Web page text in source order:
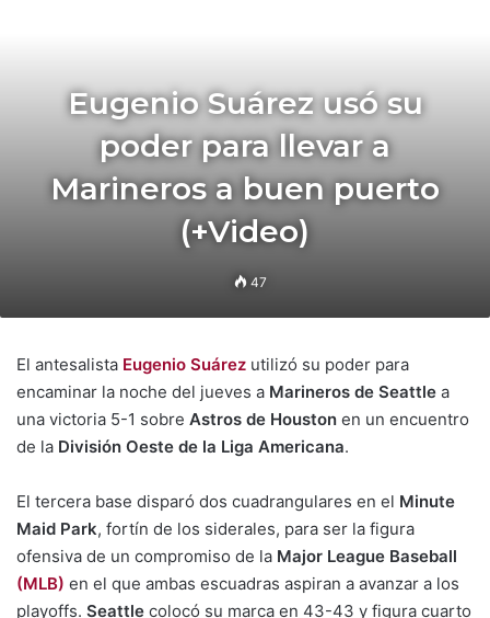
Eugenio Suárez usó su
poder para llevar a
Marineros a buen puerto
(+Video)
47
El antesalista Eugenio Suárez utilizó su poder para
encaminar la noche del jueves a Marineros de Seattle a
una victoria 5-1 sobre Astros de Houston en un encuentro
de la División Oeste de la Liga Americana.
El tercera base disparó dos cuadrangulares en el Minute
Maid Park, fortín de los siderales, para ser la figura
ofensiva de un compromiso de la Major League Baseball
(MLB) en el que ambas escuadras aspiran a avanzar a los
playoffs. Seattle colocó su marca en 43-43 y figura cuarto